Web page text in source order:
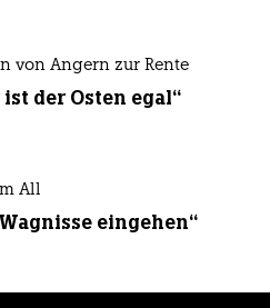
von Angern zur Rente
der Osten egal“
All
eingehen“